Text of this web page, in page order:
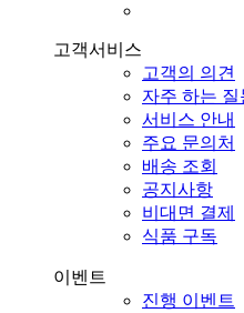
고객서비스
고객의 의견
자주 하는 질
서비스 안내
주요 문의처
배송 조회
공지사항
비대면 결제
식품 구독
이벤트
진행 이벤트